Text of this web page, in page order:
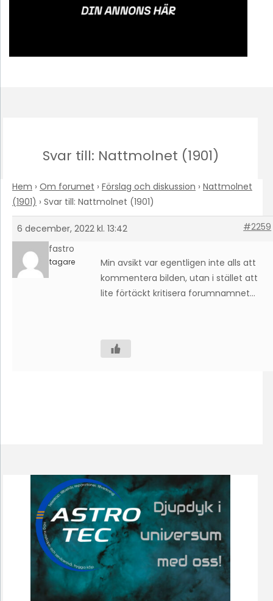
Svar till: Nattmolnet (1901)
Hem › Om forumet › Förslag och diskussion › Nattmolnet
(1901) › Svar till: Nattmolnet (1901)
6 december, 2022 kl. 13:42
#2259
staffastro
Deltagare
Min avsikt var egentligen inte alls att
kommentera bilden, utan i stället att
lite förtäckt kritisera forumnamnet…